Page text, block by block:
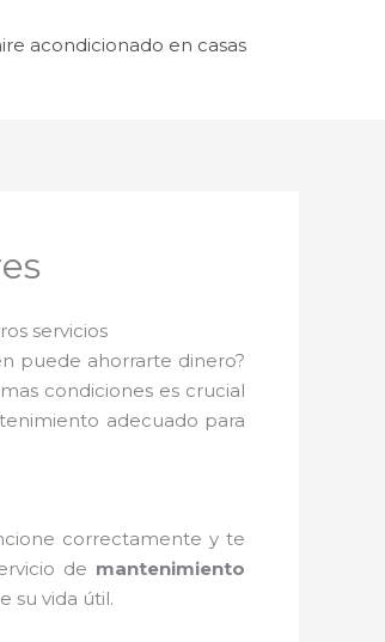
acondicionado en casas
servicios
puede ahorrarte dinero?
condiciones es crucial
adecuado para
correctamente y te
de mantenimiento
su vida útil.